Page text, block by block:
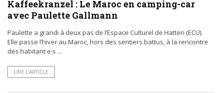
Kaffeekranzel : Le Maroc en camping-car
avec Paulette Gallmann
Paulette a grandi à deux pas de l’Espace Culturel de Hatten (ECU).
Elle passe l’hiver au Maroc, hors des sentiers battus, à la rencontre
des habitant·e·s ...
LIRE L’ARTICLE